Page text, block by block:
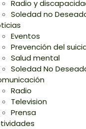
Radio y
Soledad no
Eventos
Prevención del
Salud mental
Soledad No
Radio
Television
Prensa